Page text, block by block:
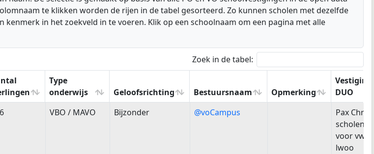
te klikken worden de rijen in de tabel gesorteerd. Zo kunnen scholen met dezelfde
in het zoekveld in te voeren. Klik op een schoolnaam om een pagina met alle
Zoek in de tabel:
Type
onderwijs
Geloofsrichting Bestuursnaam Opmerking
DUO
Type
Geloofsrichting Bestuursnaam
DUO
VBO / MAVO Bijzonder @voCampus
Pax
voor vwo
lwoo